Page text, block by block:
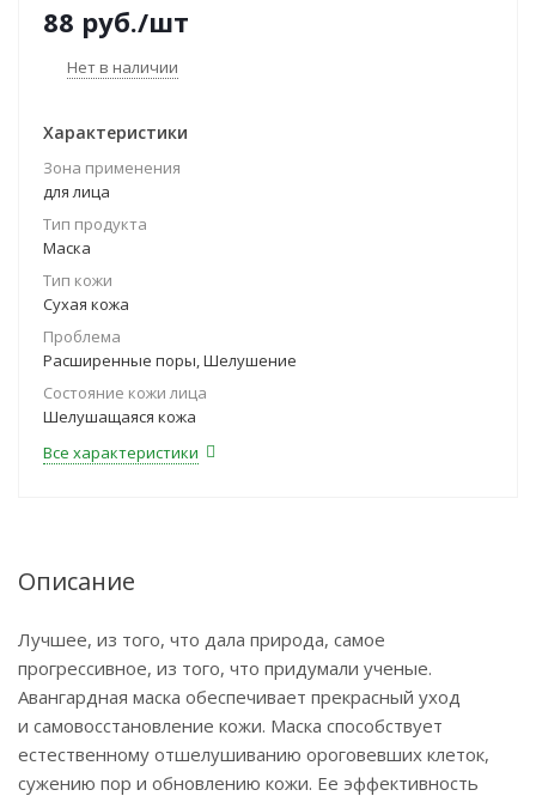
88 руб./шт
Нет в наличии
Характеристики
Зона применения
для лица
Тип продукта
Маска
Тип кожи
Сухая кожа
Проблема
Расширенные поры, Шелушение
Состояние кожи лица
Шелушащаяся кожа
Все характеристики
Описание
Лучшее, из того, что дала природа, самое
прогрессивное, из того, что придумали ученые.
Авангардная маска обеспечивает прекрасный уход
и самовосстановление кожи. Маска способствует
естественному отшелушиванию ороговевших клеток,
сужению пор и обновлению кожи. Ее эффективность